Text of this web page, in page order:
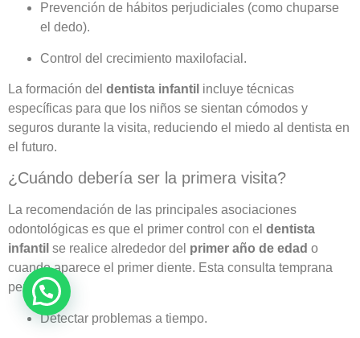
Prevención de hábitos perjudiciales (como chuparse
el dedo).
Control del crecimiento maxilofacial.
La formación del dentista infantil incluye técnicas
específicas para que los niños se sientan cómodos y
seguros durante la visita, reduciendo el miedo al dentista en
el futuro.
¿Cuándo debería ser la primera visita?
La recomendación de las principales asociaciones
odontológicas es que el primer control con el dentista
infantil se realice alrededor del primer año de edad o
cuando aparece el primer diente. Esta consulta temprana
permite:
Detectar problemas a tiempo.